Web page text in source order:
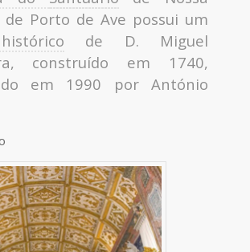
de Porto de Ave possui um
de D. Miguel
construído em 1740,
em 1990 por António